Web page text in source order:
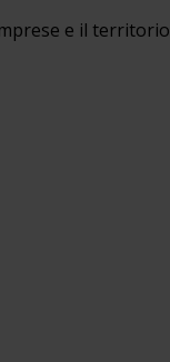
e il territorio